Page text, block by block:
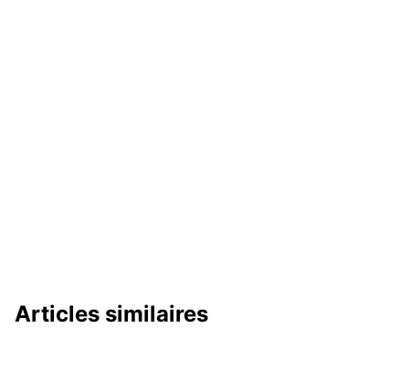
Articles similaires